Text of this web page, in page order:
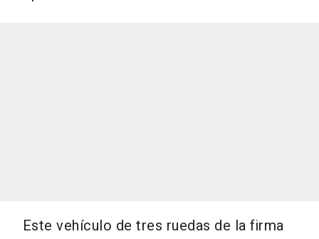
Este vehículo de tres ruedas de la firma